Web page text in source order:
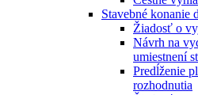
Stavebné konanie
Žiadosť o
Návrh na
umiestnení
Predĺženie
rozhodnutia